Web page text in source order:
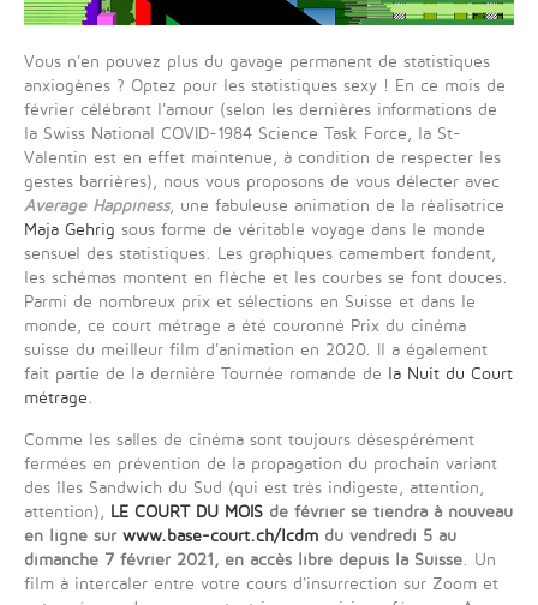
Vous n'en pouvez plus du gavage permanent de statistiques
anxiogènes ? Optez pour les statistiques sexy ! En ce mois de
février célébrant l'amour (selon les dernières informations de
la Swiss National COVID-1984 Science Task Force, la St-
Valentin est en effet maintenue, à condition de respecter les
gestes barrières), nous vous proposons de vous délecter avec
Average Happiness, une fabuleuse animation de la réalisatrice
Maja Gehrig sous forme de véritable voyage dans le monde
sensuel des statistiques. Les graphiques camembert fondent,
les schémas montent en flèche et les courbes se font douces.
Parmi de nombreux prix et sélections en Suisse et dans le
monde, ce court métrage a été couronné Prix du cinéma
suisse du meilleur film d'animation en 2020. Il a également
fait partie de la dernière Tournée romande de
la Nuit du Court
métrage.
Comme les salles de cinéma sont toujours désespérément
fermées en prévention de la propagation du prochain variant
des îles Sandwich du Sud (qui est très indigeste, attention,
attention), LE COURT DU MOIS de février se tiendra à nouveau
en ligne sur www.base-court.ch/lcdm du vendredi 5 au
dimanche 7 février 2021, en accès libre depuis la Suisse. Un
film à intercaler entre votre cours d'insurrection sur Zoom et